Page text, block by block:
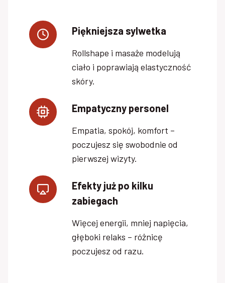
Piękniejsza sylwetka
Rollshape i masaże modelują
ciało i poprawiają elastyczność
skóry.
Empatyczny personel
Empatia, spokój, komfort –
poczujesz się swobodnie od
pierwszej wizyty.
Efekty już po kilku
zabiegach
Więcej energii, mniej napięcia,
głęboki relaks – różnicę
poczujesz od razu.